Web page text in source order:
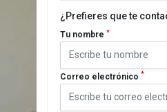
¿Prefieres que te
Tu nombre *
Correo electrónico *